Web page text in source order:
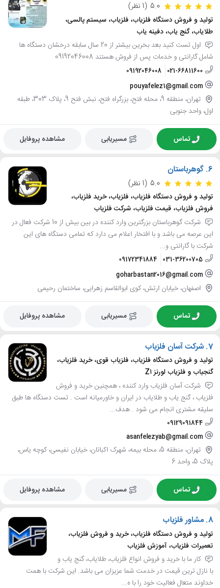
5.0 (1 نظر)
تولید و فروش دستگاه فلزیاب، فلزیاب، سیستم پالسی،
طلایاب، گنج یاب، دفینه یاب
اول تست کنید بعد بخرین بیشتر از 20 سال سابقه درخشان دستگاه ها
شامل گارانتی و خدمات پس از فروش هستند 09192046008
021-66811600
09192046008
pouyafelez1@gmail.com
تهران، منطقه 9، محله فتح، بزرگراه فتح، نبش فتح 9، پلاک 303، طبقه
اول، واحد جنوبی
تماس مسیریابی مشاهده پروفایل
6. گوهرباستان
5.0 (1 نظر)
تولید و فروش دستگاه فلزیاب، فلزیاب، خرید فلزیاب،
فروش فلزیاب، قیمت فلزیاب، شرکت فلزیاب
شرکت گوهرباستان بزرگترین وارد کننده در بین بیش از 10 شرکت فعال در
این عرصه می باشد و با افتخار اعلام می دارد که تمامی دستگاه های این
شرکت با گارانتی و...
031-36200705
09172341884
goharbastan2016@gmail.com
اصفهان، خیابان ارتش، کوی ابوالقاسم زهرایی، ساختمان رحیمی
تماس مسیریابی مشاهده پروفایل
7. شرکت آسان فلزیاب
تولید و فروش دستگاه فلزیاب، فلزیاب قوی، خرید فلزیاب،
گنجیاب و فلزیاب لورنز Z۱
شرکت آسان فلزیاب وارد کننده ، همچنین خرید و فروش
فلزیاب ، گنج یاب و طلایاب در ایران و خاورمیانه است . تست دستگاه ها طبق
سلیقه مشتری انجام می شود . هدف...
09129091844
asanfelezyab@gmail.com
تهران، منطقه 5، محله بیمه، شهرک اکباتان، خیابان نفیسی، کوچه یاس،
پلاک 5، واحد 6
تماس مسیریابی مشاهده پروفایل
8. مشاور فلزیاب
تولید و فروش دستگاه فلزیاب، خرید و فروش فلزیاب،
تعمیرات فلزیاب، آموزش فلزیاب
کار ما با خرید و فروش انواع فلزیاب، طلایاب، گنج یاب و
با نازل ترین قیمت در خدمت شما عزیزان می باشد. این شرکت با همت
خداوند متعال فعالیت خود را با ه...